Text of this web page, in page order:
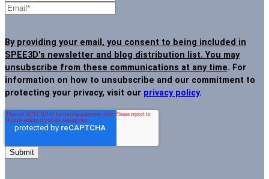
By providing your email, you consent to being included in
SPEE3D's newsletter and blog distribution list. You may
unsubscribe from these communications at any time. For
information on how to unsubscribe and our commitment to
protecting your privacy, visit our privacy policy.